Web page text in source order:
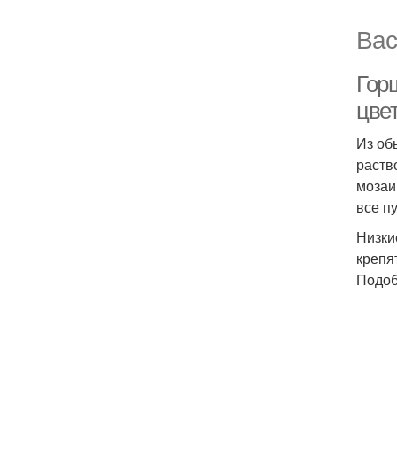
Из
все